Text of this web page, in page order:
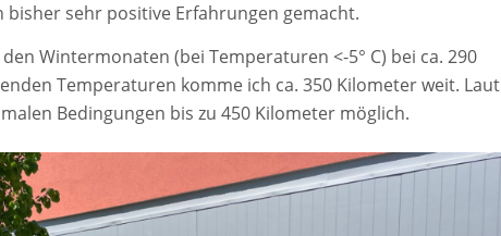
bisher sehr positive Erfahrungen gemacht.
Wintermonaten (bei Temperaturen <-5° C) bei ca. 290
Temperaturen komme ich ca. 350 Kilometer weit. Laut
Bedingungen bis zu 450 Kilometer möglich.